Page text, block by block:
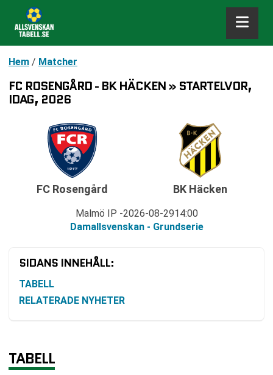
Hem / Matcher
FC ROSENGÅRD - BK HÄCKEN » STARTELVOR,
IDAG, 2026
FC Rosengård
Malmö IP 2026-08-2914:00
Damallsvenskan - Grundserie
BK Häcken
SIDANS INNEHÅLL:
TABELL
RELATERADE NYHETER
TABELL